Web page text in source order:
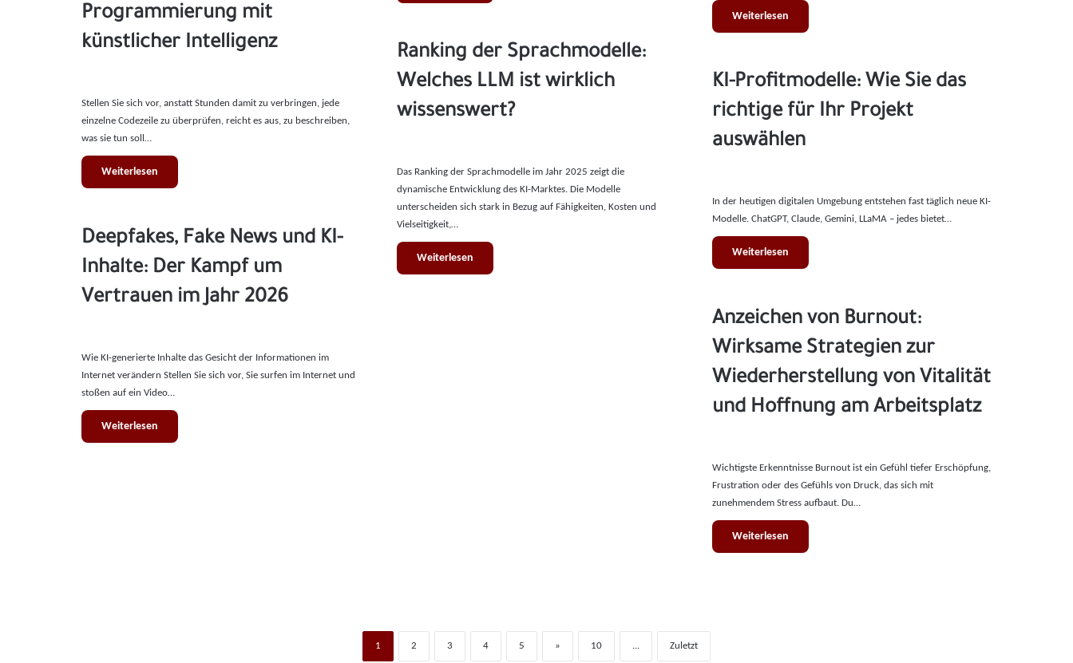
Weiterlesen
Programmierung mit
künstlicher Intelligenz
Stellen Sie sich vor, anstatt Stunden damit zu verbringen, jede
einzelne Codezeile zu überprüfen, reicht es aus, zu beschreiben,
was sie tun soll…
Weiterlesen
Ranking der Sprachmodelle:
Welches LLM ist wirklich
wissenswert?
Das Ranking der Sprachmodelle im Jahr 2025 zeigt die
dynamische Entwicklung des KI-Marktes. Die Modelle
unterscheiden sich stark in Bezug auf Fähigkeiten, Kosten und
Vielseitigkeit,…
Weiterlesen
KI-Profitmodelle: Wie Sie das
richtige für Ihr Projekt
auswählen
In der heutigen digitalen Umgebung entstehen fast täglich neue KI-
Modelle. ChatGPT, Claude, Gemini, LLaMA – jedes bietet…
Weiterlesen
Deepfakes, Fake News und KI-
Inhalte: Der Kampf um
Vertrauen im Jahr 2026
Wie KI-generierte Inhalte das Gesicht der Informationen im
Internet verändern Stellen Sie sich vor, Sie surfen im Internet und
stoßen auf ein Video…
Weiterlesen
Anzeichen von Burnout:
Wirksame Strategien zur
Wiederherstellung von Vitalität
und Hoffnung am Arbeitsplatz
Wichtigste Erkenntnisse Burnout ist ein Gefühl tiefer Erschöpfung,
Frustration oder des Gefühls von Druck, das sich mit
zunehmendem Stress aufbaut. Du…
Weiterlesen
1 2 3 4 5 » 10 ... Zuletzt